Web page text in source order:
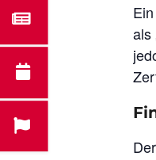
als